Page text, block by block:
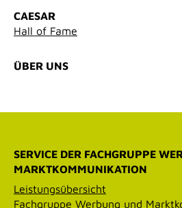
CAESAR
Hall of Fame
ÜBER UNS
SERVICE DER FACHGRUPPE
MARKTKOMMUNIKATION
Leistungsübersicht
Fachgruppe Werbung und